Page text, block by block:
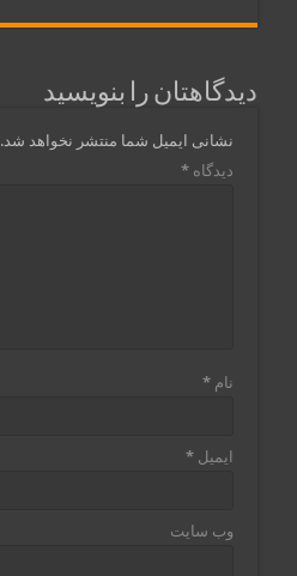
دیدگاهتان را بنویسید
نشانی ایمیل شما منتشر نخواهد شد.
دیدگاه*
نام*
ایمیل*
وب‌ سایت